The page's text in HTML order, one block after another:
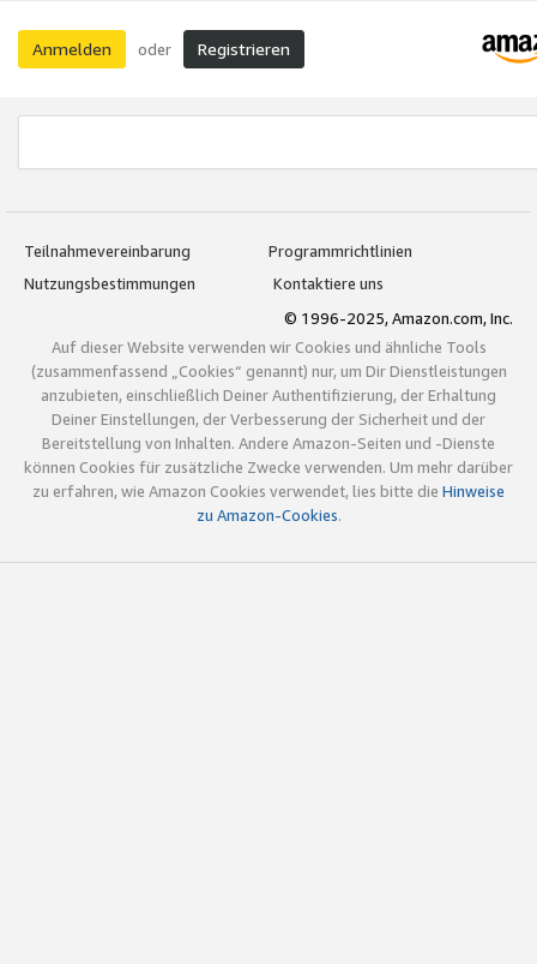
Anmelden oder Registrieren
Teilnahmevereinbarung
Programmrichtlinien
Nutzungsbestimmungen
Kontaktiere uns
© 1996-2025, Amazon.com, Inc.
Auf dieser Website verwenden wir Cookies und ähnliche Tools
(zusammenfassend „Cookies“ genannt) nur, um Dir Dienstleistungen
anzubieten, einschließlich Deiner Authentifizierung, der Erhaltung
Deiner Einstellungen, der Verbesserung der Sicherheit und der
Bereitstellung von Inhalten. Andere Amazon-Seiten und -Dienste
können Cookies für zusätzliche Zwecke verwenden. Um mehr darüber
zu erfahren, wie Amazon Cookies verwendet, lies bitte die Hinweise
zu Amazon-Cookies.